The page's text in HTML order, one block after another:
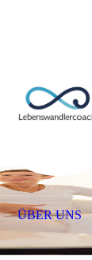
ÜBER UNS